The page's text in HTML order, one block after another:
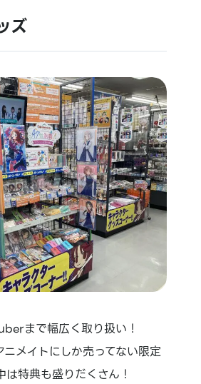
ズ
まで幅広く取り扱い！
メイトにしか売ってない限定
特典も盛りだくさん！